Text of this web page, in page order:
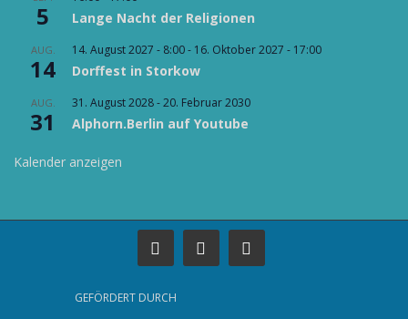
5 Lange Nacht der Religionen
AUG.
14
14. August 2027 - 8:00- 16. Oktober 2027 - 17:00
Dorffest in Storkow
AUG.
31
31. August 2028-20. Februar 2030
Alphorn.Berlin auf Youtube
Kalender anzeigen
GEFÖRDERT DURCH